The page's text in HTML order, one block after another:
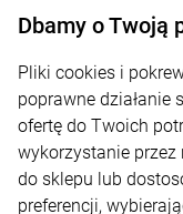
Dbamy o Twoją
Pliki cookies i
poprawne
ofertę do Twoich
wykorzystanie
do sklepu lub
preferencji,